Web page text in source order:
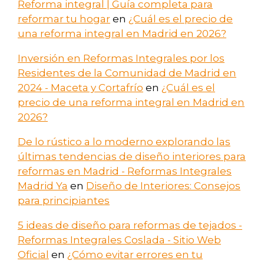
Reforma integral | Guía completa para
reformar tu hogar en ¿Cuál es el precio de
una reforma integral en Madrid en 2026?
Inversión en Reformas Integrales por los
Residentes de la Comunidad de Madrid en
2024 - Maceta y Cortafrío en ¿Cuál es el
precio de una reforma integral en Madrid en
2026?
De lo rústico a lo moderno explorando las
últimas tendencias de diseño interiores para
reformas en Madrid - Reformas Integrales
Madrid Ya en Diseño de Interiores: Consejos
para principiantes
5 ideas de diseño para reformas de tejados -
Reformas Integrales Coslada - Sitio Web
Oficial en ¿Cómo evitar errores en tu